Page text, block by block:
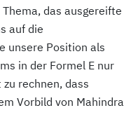
das ausgereifte
auf die
unsere Position als
in der Formel E nur
rechnen, dass
Vorbild von Mahindra